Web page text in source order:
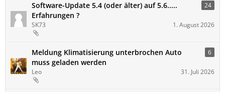
Software-Update 5.4 (oder älter) auf 5.6.....
Erfahrungen ?
24
SK73 1. August 2026
Meldung Klimatisierung unterbrochen Auto
muss geladen werden
6
Leo 31. Juli 2026